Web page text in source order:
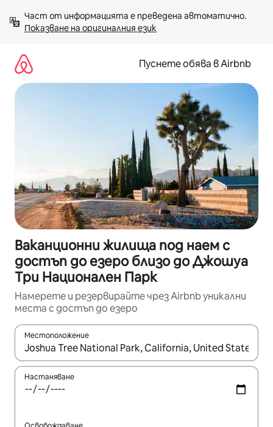
към
съдържанието
Показване на оригиналния език
Пуснете обява в Airbnb
Ваканционни жилища под наем с
достъп до езеро близо до Джошуа
Три Национален Парк
Намерете и резервирайте чрез Airbnb уникални
места с достъп до езеро
Местоположение
Когато резултатите се покажат, използвайте
Настаняване